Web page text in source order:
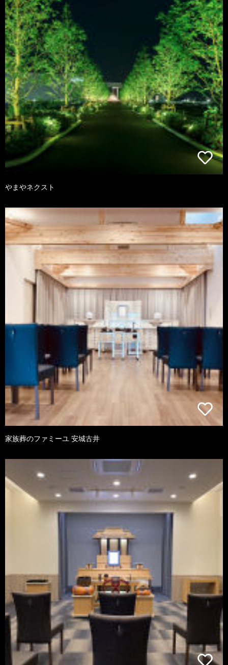
やまやネクスト
家族葬のファミーユ 安城古井